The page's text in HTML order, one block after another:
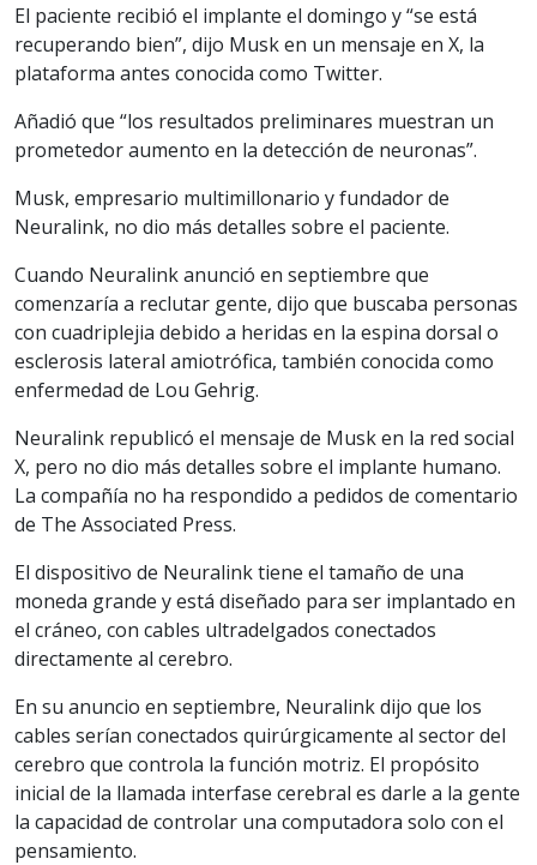
El paciente recibió el implante el domingo y “se está
recuperando bien”, dijo Musk en un mensaje en X, la
plataforma antes conocida como Twitter.
Añadió que “los resultados preliminares muestran un
prometedor aumento en la detección de neuronas”.
Musk, empresario multimillonario y fundador de
Neuralink, no dio más detalles sobre el paciente.
Cuando Neuralink anunció en septiembre que
comenzaría a reclutar gente, dijo que buscaba personas
con cuadriplejia debido a heridas en la espina dorsal o
esclerosis lateral amiotrófica, también conocida como
enfermedad de Lou Gehrig.
Neuralink republicó el mensaje de Musk en la red social
X, pero no dio más detalles sobre el implante humano.
La compañía no ha respondido a pedidos de comentario
de The Associated Press.
El dispositivo de Neuralink tiene el tamaño de una
moneda grande y está diseñado para ser implantado en
el cráneo, con cables ultradelgados conectados
directamente al cerebro.
En su anuncio en septiembre, Neuralink dijo que los
cables serían conectados quirúrgicamente al sector del
cerebro que controla la función motriz. El propósito
inicial de la llamada interfase cerebral es darle a la gente
la capacidad de controlar una computadora solo con el
pensamiento.